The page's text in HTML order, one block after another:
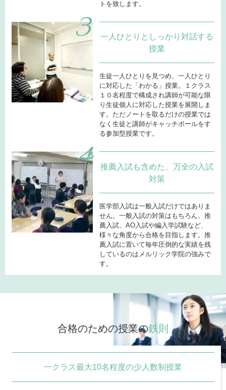
トを致します。
一人ひとりとしっかり対話する
授業
生徒一人ひとりを見つめ、一人ひとり
に対応した「わかる」授業。１クラス
１０名程度で構成され講師が可能な限
り生徒個人に対応した授業を展開しま
す。ただノートを取るだけの授業では
なく生徒と講師がキャッチボールをす
る参加型授業です。
推薦入試も含めた、万全の入試
対策
医学部入試は一般入試だけではありま
せん。一般入試の対策はもちろん、推
薦入試、AO入試や編入学試験など、
様々な角度から合格を目指します。推
薦入試に置いて毎年圧倒的な実績を残
しているのはメルリック学院の強みで
す。
合格のための授業の鉄則
一クラス最大10名程度の少人数制授業